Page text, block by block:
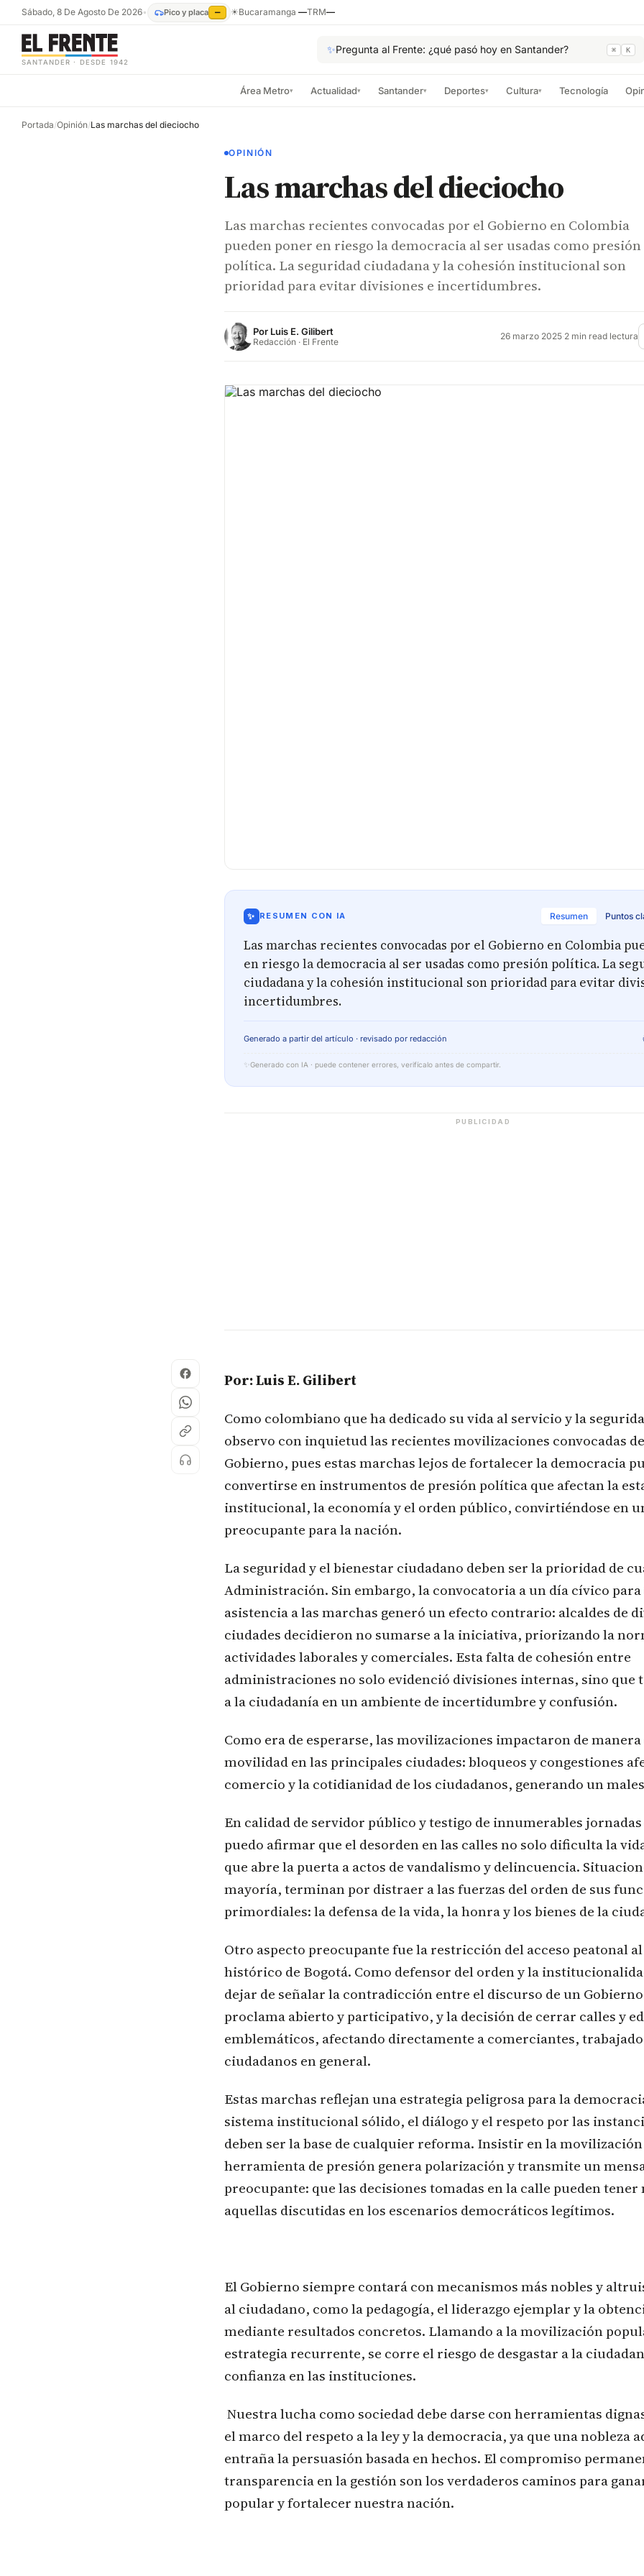
Sábado, 8 De Agosto De 2026• Pico y placa — ☀Bucaramanga—TRM—
SANTANDER · DESDE 1942
✨Pregunta al Frente: ¿qué pasó hoy en Santander? ⌘ K
Área Metro▾ Actualidad▾ Santander▾ Deportes▾ Cultura▾ Tecnología
Portada/Opinión/Las marchas del dieciocho
OPINIÓN
Las marchas del dieciocho
Las marchas recientes convocadas por el Gobierno en Colombia
pueden poner en riesgo la democracia al ser usadas como presión
política. La seguridad ciudadana y la cohesión institucional son
prioridad para evitar divisiones e incertidumbres.
Por Luis E. Gilibert
Redacción · El Frente 26 marzo 2025·2 min read lectura
✨ RESUMEN CON IA Resumen Puntos
Las marchas recientes convocadas por el Gobierno en Colombia
en riesgo la democracia al ser usadas como presión política. La
ciudadana y la cohesión institucional son prioridad para evitar
incertidumbres.
Generado a partir del artículo · revisado por redacción
✨ Generado con IA · puede contener errores, verifícalo antes de compartir.
PUBLICIDAD
Por: Luis E. Gilibert
Como colombiano que ha dedicado su vida al servicio y la
observo con inquietud las recientes movilizaciones convocadas
Gobierno, pues estas marchas lejos de fortalecer la democracia
convertirse en instrumentos de presión política que afectan la
institucional, la economía y el orden público, convirtiéndose en
preocupante para la nación.
La seguridad y el bienestar ciudadano deben ser la prioridad de
Administración. Sin embargo, la convocatoria a un día cívico
asistencia a las marchas generó un efecto contrario: alcaldes de
ciudades decidieron no sumarse a la iniciativa, priorizando la
actividades laborales y comerciales. Esta falta de cohesión entre
administraciones no solo evidenció divisiones internas, sino que
a la ciudadanía en un ambiente de incertidumbre y confusión.
Como era de esperarse, las movilizaciones impactaron de
movilidad en las principales ciudades: bloqueos y congestiones
comercio y la cotidianidad de los ciudadanos, generando un
En calidad de servidor público y testigo de innumerables
puedo afirmar que el desorden en las calles no solo dificulta la
que abre la puerta a actos de vandalismo y delincuencia.
mayoría, terminan por distraer a las fuerzas del orden de sus
primordiales: la defensa de la vida, la honra y los bienes de la
Otro aspecto preocupante fue la restricción del acceso peatonal
histórico de Bogotá. Como defensor del orden y la
dejar de señalar la contradicción entre el discurso de un Gobierno
proclama abierto y participativo, y la decisión de cerrar calles y
emblemáticos, afectando directamente a comerciantes,
ciudadanos en general.
Estas marchas reflejan una estrategia peligrosa para la
sistema institucional sólido, el diálogo y el respeto por las
deben ser la base de cualquier reforma. Insistir en la
herramienta de presión genera polarización y transmite un
preocupante: que las decisiones tomadas en la calle pueden tener
aquellas discutidas en los escenarios democráticos legítimos.
El Gobierno siempre contará con mecanismos más nobles y
al ciudadano, como la pedagogía, el liderazgo ejemplar y la
mediante resultados concretos. Llamando a la movilización
estrategia recurrente, se corre el riesgo de desgastar a la
confianza en las instituciones.
Nuestra lucha como sociedad debe darse con herramientas
el marco del respeto a la ley y la democracia, ya que una nobleza
entraña la persuasión basada en hechos. El compromiso
transparencia en la gestión son los verdaderos caminos para
popular y fortalecer nuestra nación.